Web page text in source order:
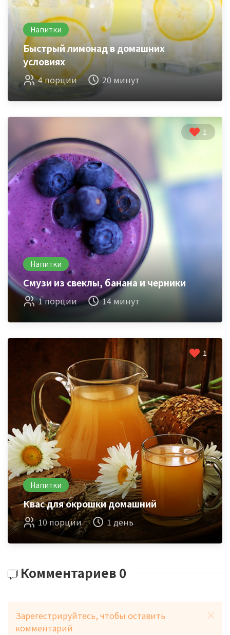
Напитки
Быстрый лимонад в домашних
условиях
4 порции 20 минут
1
Напитки
Смузи из свеклы, банана и черники
1 порции 14 минут
1
Напитки
Квас для окрошки домашний
10 порции 1 день
Комментариев 0
Зарегестрируйтесь, чтобы оставить
комментарий